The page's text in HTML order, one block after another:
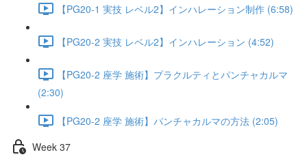
【PG20-1 実技 レベル2】インハレーション制作 (6:58)
【PG20-2 実技 レベル2】インハレーション (4:52)
【PG20-2 座学 施術】プラクルティとパンチャカルマ
(2:30)
【PG20-2 座学 施術】パンチャカルマの方法 (2:05)
Week 37